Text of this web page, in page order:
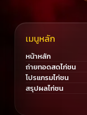
เมนูหลัก
หน้าหลัก
ถ่ายทอดสดไก่ชน
โปรแกรมไก่ชน
สรุปผลไก่ชน